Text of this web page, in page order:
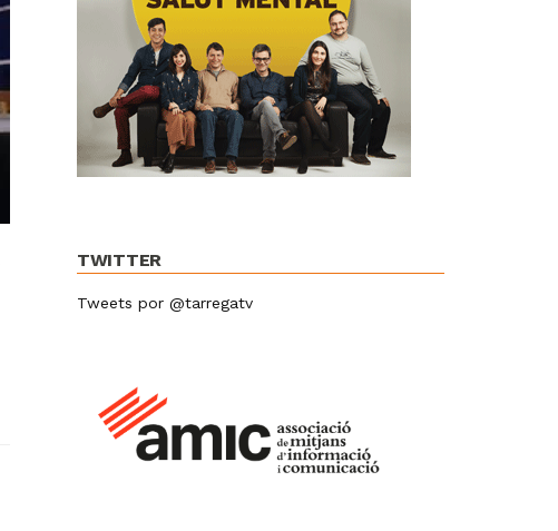
TWITTER
Tweets por @tarregatv